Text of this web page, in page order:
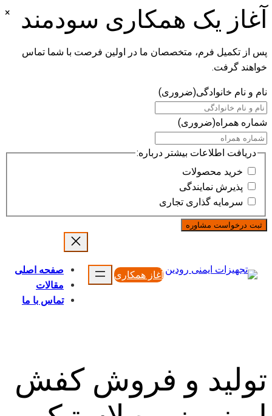
× آغاز یک همکاری سودمند
پس از تکمیل فرم، متخصصان ما در اولین فرصت با شما تماس
خواهند گرفت.
نام و نام خانوادگی(ضروری)
شماره همراه(ضروری)
دریافت اطلاعات بیشتر درباره:
خرید محصولات
پذیرش نمایندگی
سرمایه گذاری تجاری
محتوا
آغاز همکاری
صفحه اصلی
مقالات
تماس با ما
تولید و فروش کفش